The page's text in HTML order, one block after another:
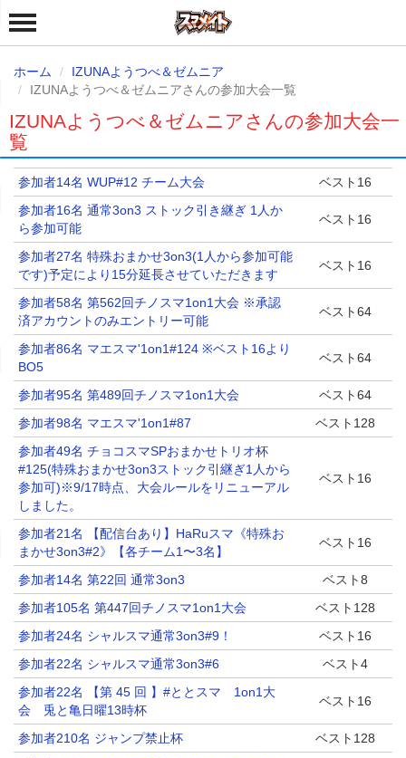
ホーム
IZUNAようつべ＆ゼムニア
IZUNAようつべ＆ゼムニアさんの参加大会一覧
IZUNAようつべ＆ゼムニアさんの参加大会一
覧
参加者14名 WUP#12 チーム大会
ベスト16
参加者16名 通常3on3 ストック引き継ぎ 1人か
ら参加可能
ベスト16
参加者27名 特殊おまかせ3on3(1人から参加可能
です)予定により15分延長させていただきます
ベスト16
参加者58名 第562回チノスマ1on1大会 ※承認
済アカウントのみエントリー可能
ベスト64
参加者86名 マエスマ'1on1#124 ※ベスト16より
BO5
ベスト64
参加者95名 第489回チノスマ1on1大会
ベスト64
参加者98名 マエスマ'1on1#87
ベスト128
参加者49名 チョコスマSPおまかせトリオ杯
#125(特殊おまかせ3on3ストック引継ぎ1人から
参加可)※9/17時点、大会ルールをリニューアル
しました。
ベスト16
参加者21名 【配信台あり】HaRuスマ《特殊お
まかせ3on3#2》【各チーム1〜3名】
ベスト16
参加者14名 第22回 通常3on3
ベスト8
参加者105名 第447回チノスマ1on1大会
ベスト128
参加者24名 シャルスマ通常3on3#9！
ベスト16
参加者22名 シャルスマ通常3on3#6
ベスト4
参加者22名 【第 45 回 】#ととスマ 1on1大
会 兎と亀日曜13時杯
ベスト16
参加者210名 ジャンプ禁止杯
ベスト128